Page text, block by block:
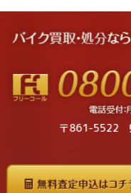
〒861-5522